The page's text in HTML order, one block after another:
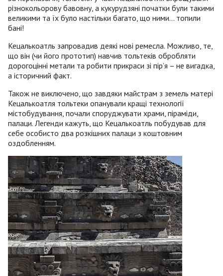
різнокольорову бавовну, а кукурудзяні початки були такими
великими та їх було настільки багато, що ними... топили
бані!
Кецалькоатль запровадив деякі нові ремесла. Можливо, те,
що він (чи його прототип) навчив тольтеків обробляти
дорогоцінні метали та робити прикраси зі пір’я – не вигадка,
а історичний факт.
Також не виключено, що завдяки майстрам з земель матері
Кецалькоатля тольтеки опанували кращі технології
містобудування, почали споруджувати храми, піраміди,
палаци. Легенди кажуть, що Кецалькоатль побудував для
себе особисто два розкішних палаци з коштовним
оздобленням.